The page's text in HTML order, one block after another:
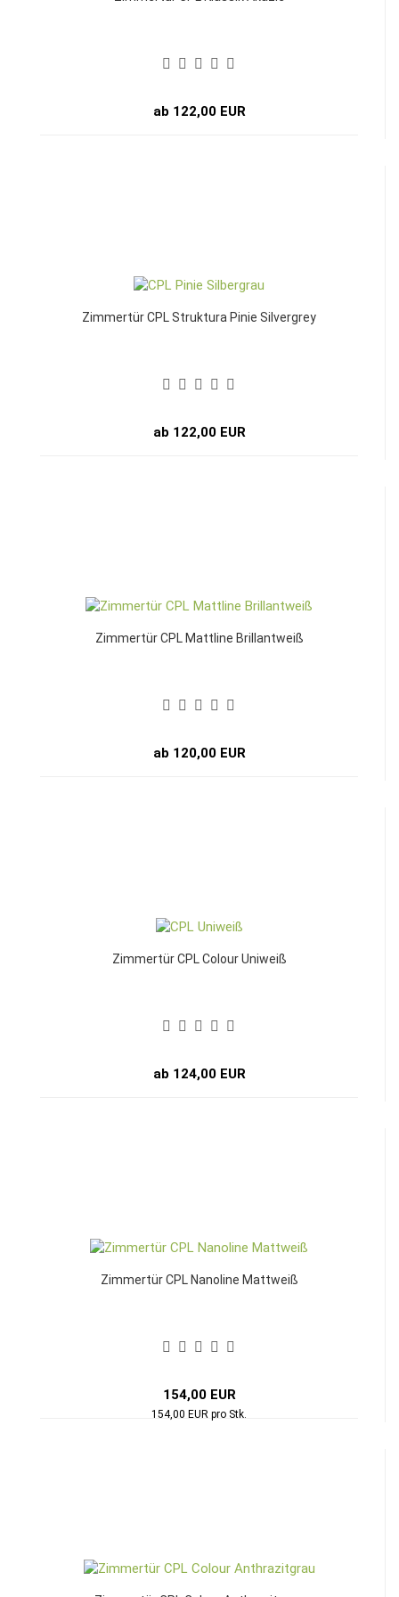
ab 122,00 EUR
Zimmertür CPL Struktura Pinie Silvergrey
ab 122,00 EUR
Zimmertür CPL Mattline Brillantweiß
ab 120,00 EUR
Zimmertür CPL Colour Uniweiß
ab 124,00 EUR
Zimmertür CPL Nanoline Mattweiß
154,00 EUR
154,00 EUR pro Stk.